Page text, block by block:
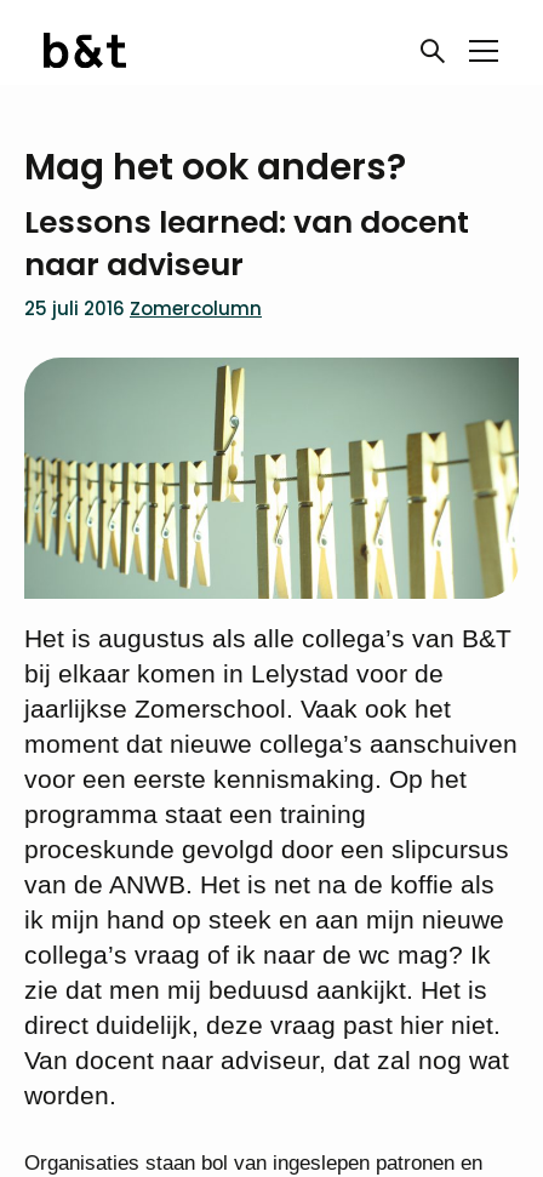
Mag het ook anders?
Lessons learned: van docent
naar adviseur
25 juli 2016 Zomercolumn
Het is augustus als alle collega’s van B&T
bij elkaar komen in Lelystad voor de
jaarlijkse Zomerschool. Vaak ook het
moment dat nieuwe collega’s aanschuiven
voor een eerste kennismaking. Op het
programma staat een training
proceskunde gevolgd door een slipcursus
van de ANWB. Het is net na de koffie als
ik mijn hand op steek en aan mijn nieuwe
collega’s vraag of ik naar de wc mag? Ik
zie dat men mij beduusd aankijkt. Het is
direct duidelijk, deze vraag past hier niet.
Van docent naar adviseur, dat zal nog wat
worden.
Organisaties staan bol van ingeslepen patronen en